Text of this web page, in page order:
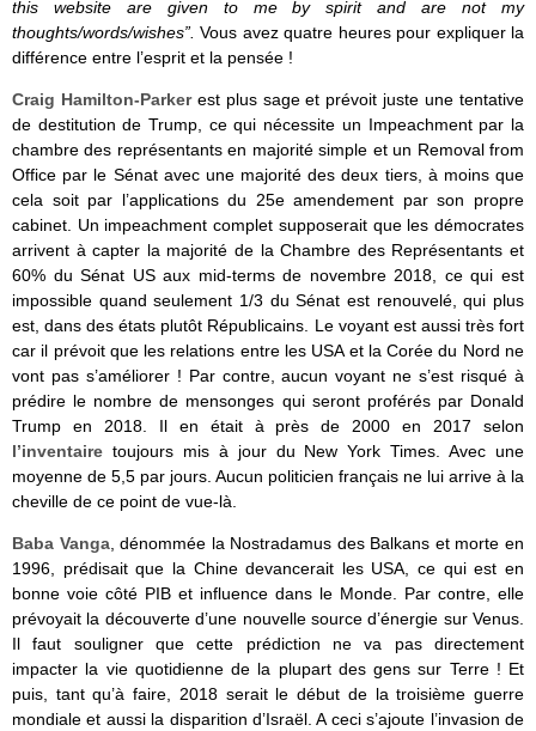
this website are given to me by spirit and are not my
thoughts/words/wishes”.Vous avez quatre heures pour expliquer la
différence entre l’esprit et la pensée !
Craig Hamilton-Parkerest plus sage et prévoit juste une tentative
de destitution de Trump, ce qui nécessite un Impeachment par la
chambre des représentants en majorité simple et un Removal from
Office par le Sénat avec une majorité des deux tiers, à moins que
cela soit par l’applications du 25e amendement par son propre
cabinet. Un impeachment complet supposerait que les démocrates
arrivent à capter la majorité de la Chambre des Représentants et
60% du Sénat US aux mid-terms de novembre 2018, ce qui est
impossible quand seulement 1/3 du Sénat est renouvelé, qui plus
est, dans des états plutôt Républicains. Le voyant est aussi très fort
car il prévoit que les relations entre les USA et la Corée du Nord ne
vont pas s’améliorer ! Par contre, aucun voyant ne s’est risqué à
prédire le nombre de mensonges qui seront proférés par Donald
Trump en 2018. Il en était à près de 2000 en 2017 selon
l’inventaire toujours mis à jour du New York Times. Avec une
moyenne de 5,5 par jours. Aucun politicien français ne lui arrive à la
cheville de ce point de vue-là.
Baba Vanga, dénommée la Nostradamus des Balkans et morte en
1996, prédisait que la Chine devancerait les USA, ce qui est en
bonne voie côté PIB et influence dans le Monde. Par contre, elle
prévoyait la découverte d’une nouvelle source d’énergie sur Venus.
Il faut souligner que cette prédiction ne va pas directement
impacter la vie quotidienne de la plupart des gens sur Terre ! Et
puis, tant qu’à faire, 2018 serait le début de la troisième guerre
mondiale et aussi la disparition d’Israël. A ceci s’ajoute l’invasion de